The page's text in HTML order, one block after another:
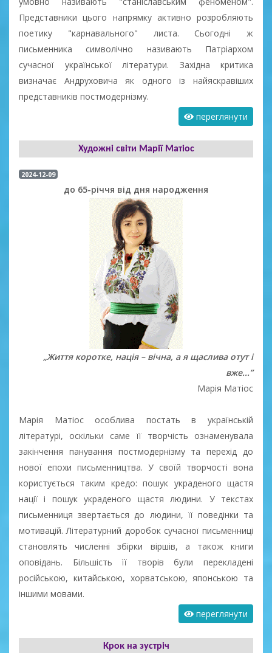
Представники цього напрямку активно розробляють
поетику "карнавального" листа. Сьогодні ж
письменника символічно називають Патріархом
сучасної української літератури. Західна критика
визначає Андруховича як одного із найяскравіших
представників постмодернізму.
переглянути
Художні світи Марії Матіос
2024-12-09
до 65-річчя від дня народження
„Життя коротке, нація – вічна, а я щаслива отут і
вже...”
Марія Матіос
Марія Матіос особлива постать в українській
літературі, оскільки саме її творчість ознаменувала
закінчення панування постмодернізму та перехід до
нової епохи письменництва. У своїй творчості вона
користується таким кредо: пошук украденого щастя
нації і пошук украденого щастя людини. У текстах
письменниця звертається до людини, її поведінки та
мотивацій. Літературний доробок сучасної письменниці
становлять численні збірки віршів, а також книги
оповідань. Більшість її творів були перекладені
російською, китайською, хорватською, японською та
іншими мовами.
переглянути
Крок на зустріч